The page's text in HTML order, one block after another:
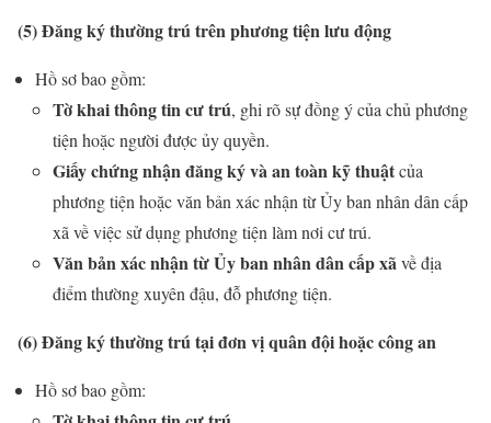
(5) Đăng ký thường trú trên phương tiện lưu động
Hồ sơ bao gồm:
Tờ khai thông tin cư trú, ghi rõ sự đồng ý của chủ phương
tiện hoặc người được ủy quyền.
Giấy chứng nhận đăng ký và an toàn kỹ thuậtcủa
phương tiện hoặc văn bản xác nhận từ Ủy ban nhân dân cấp
xã về việc sử dụng phương tiện làm nơi cư trú.
Văn bản xác nhận từ Ủy ban nhân dân cấp xãvề địa
điểm thường xuyên đậu, đỗ phương tiện.
(6) Đăng ký thường trú tại đơn vị quân đội hoặc công an
Hồ sơ bao gồm: